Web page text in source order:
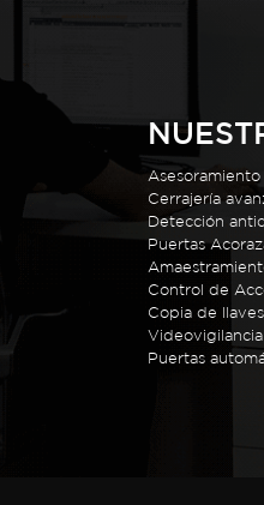
Cerrajería
Detección
Puertas
Control de
Copia de llaves
Puertas